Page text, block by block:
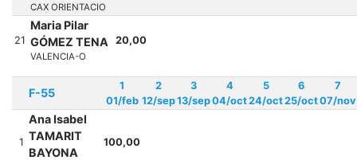
CAX ORIENTACIO
21
Maria Pilar
GÓMEZ TENA
VALENCIA-O
20,00
F-55
1
01/feb
2
12/sep
3
13/sep
4
04/oct
5
24/oct
6
25/oct
7
07/nov
1
Ana Isabel
TAMARIT
BAYONA
100,00